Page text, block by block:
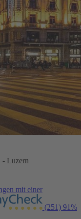
- Luzern
mit einer
(251) 91%